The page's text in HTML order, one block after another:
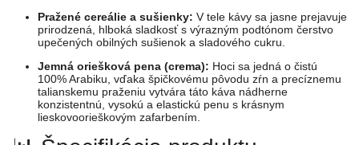
Pražené cereálie a sušienky: V tele kávy sa jasne prejavuje
prirodzená, hlboká sladkosť s výrazným podtónom čerstvo
upečených obilných sušienok a sladového cukru.
Jemná oriešková pena (crema): Hoci sa jedná o čistú
100% Arabiku, vďaka špičkovému pôvodu zŕn a precíznemu
talianskemu praženiu vytvára táto káva nádherne
konzistentnú, vysokú a elastickú penu s krásnym
lieskovoorieškovým zafarbením.